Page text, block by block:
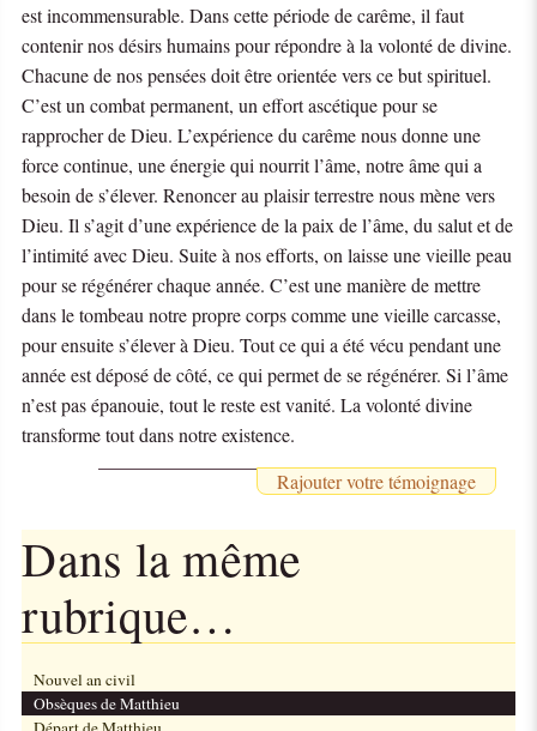
est incommensurable. Dans cette période de carême, il faut
contenir nos désirs humains pour répondre à la volonté de divine.
Chacune de nos pensées doit être orientée vers ce but spirituel.
C’est un combat permanent, un effort ascétique pour se
rapprocher de Dieu. L’expérience du carême nous donne une
force continue, une énergie qui nourrit l’âme, notre âme qui a
besoin de s’élever. Renoncer au plaisir terrestre nous mène vers
Dieu. Il s’agit d’une expérience de la paix de l’âme, du salut et de
l’intimité avec Dieu. Suite à nos efforts, on laisse une vieille peau
pour se régénérer chaque année. C’est une manière de mettre
dans le tombeau notre propre corps comme une vieille carcasse,
pour ensuite s’élever à Dieu. Tout ce qui a été vécu pendant une
année est déposé de côté, ce qui permet de se régénérer. Si l’âme
n’est pas épanouie, tout le reste est vanité. La volonté divine
transforme tout dans notre existence.
Rajouter votre témoignage
Dans la même
rubrique…
Nouvel an civil
Obsèques de Matthieu